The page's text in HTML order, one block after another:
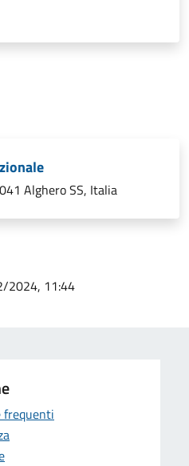
Alghero SS, Italia
2024, 11:44
frequenti